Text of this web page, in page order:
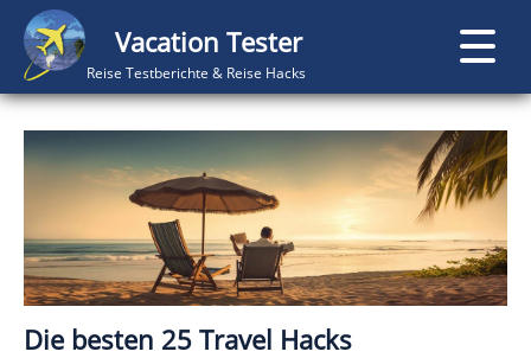
Vacation Tester
Reise Testberichte & Reise Hacks
Die besten 25 Travel Hacks